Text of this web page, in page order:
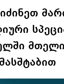
მთელი